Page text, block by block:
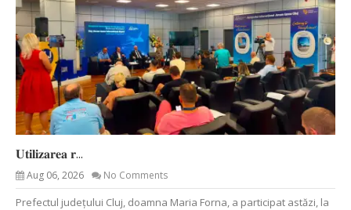
𝐔𝐭𝐢𝐥𝐢𝐳𝐚𝐫𝐞𝐚 𝐫...
Aug 06, 2026 No Comments
Prefectul județului Cluj, doamna Maria Forna, a participat astăzi, la